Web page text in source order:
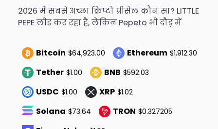
2026 में सबसे अच्छा क्रिप्टो प्रीसेल कौन सा? LITTLE
PEPE लीड कर रहा है, लेकिन Pepeto भी दौड़ में
Bitcoin $64,923.00 Ethereum $1,912.30
Tether $1.00 BNB $592.03
USDC $1.00 XRP $1.02
Solana $73.64 TRON $0.327205